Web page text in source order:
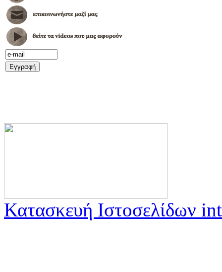
Κατασκευή Ιστοσελίδων